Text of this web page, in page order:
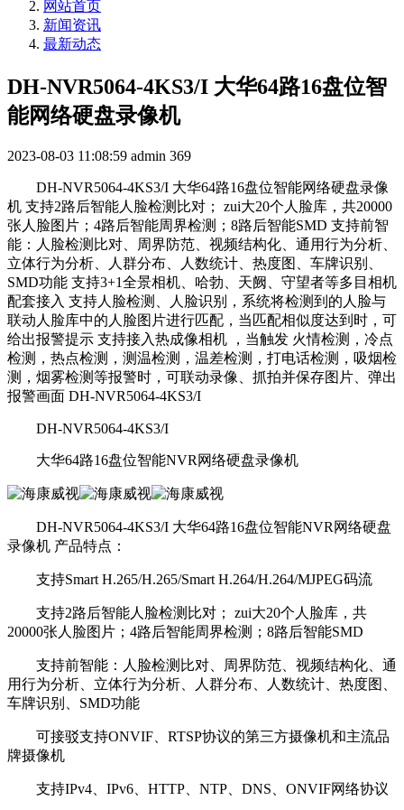
网站首页
新闻资讯
最新动态
DH-NVR5064-4KS3/I 大华64路16盘位智
能网络硬盘录像机
2023-08-03 11:08:59 admin 369
DH-NVR5064-4KS3/I 大华64路16盘位智能网络硬盘录像
机 支持2路后智能人脸检测比对； zui大20个人脸库，共20000
张人脸图片；4路后智能周界检测；8路后智能SMD 支持前智
能：人脸检测比对、周界防范、视频结构化、通用行为分析、
立体行为分析、人群分布、人数统计、热度图、车牌识别、
SMD功能 支持3+1全景相机、哈勃、天阙、守望者等多目相机
配套接入 支持人脸检测、人脸识别，系统将检测到的人脸与
联动人脸库中的人脸图片进行匹配，当匹配相似度达到时，可
给出报警提示 支持接入热成像相机 ，当触发 火情检测，冷点
检测，热点检测，测温检测，温差检测，打电话检测，吸烟检
测，烟雾检测等报警时，可联动录像、抓拍并保存图片、弹出
报警画面 DH-NVR5064-4KS3/I
DH-NVR5064-4KS3/I
大华64路16盘位智能NVR网络硬盘录像机
DH-NVR5064-4KS3/I 大华64路16盘位智能NVR网络硬盘
录像机 产品特点：
支持Smart H.265/H.265/Smart H.264/H.264/MJPEG码流
支持2路后智能人脸检测比对； zui大20个人脸库，共
20000张人脸图片；4路后智能周界检测；8路后智能SMD
支持前智能：人脸检测比对、周界防范、视频结构化、通
用行为分析、立体行为分析、人群分布、人数统计、热度图、
车牌识别、SMD功能
可接驳支持ONVIF、RTSP协议的第三方摄像机和主流品
牌摄像机
支持IPv4、IPv6、HTTP、NTP、DNS、ONVIF网络协议